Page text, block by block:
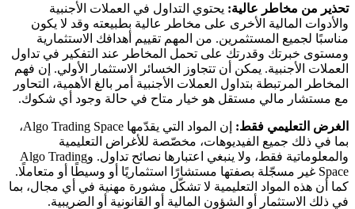
تحذير من مخاطر عالية: يحتوي التداول في العملات الأجنبية
والأدوات المالية الأخرى على مخاطر عالية بطبيعته وقد لا يكون
مناسبًا لجميع المستثمرين. من المهم تقييم أهدافك الاستثمارية
ومستوى خبرتك وقدرتك على تحمل المخاطر عند التفكير في تداول
العملات الأجنبية. يمكن أن تتجاوز الخسائر الاستثمار الأولي. إن فهم
المخاطر المرتبطة بتداول العملات الأجنبية أمر بالغ الأهمية، التحاور
مع مستشار مالي مستقل هو خيار متاح في حالة وجود أي شكوك.
الغرض التعليمي فقط:
إن المواد التي يقدّمها Algo Trading Space،
بما في ذلك جميع الفيديوهات، مخصّصة للأغراض التعليمية
والمعلوماتية فقط، ولا ينبغي اعتبارها نصائح تداول. وAlgo Trading
Space غير مسجّلة بصفتها مستشارًا استثماريًا أو وسيطًا أو متعاملًا.
كما أن هذه المواد التعليمية لا تشكّل مشورة مهنية في أي مجال، بما
في ذلك الاستثمار أو الشؤون المالية أو القانونية أو الضريبية.